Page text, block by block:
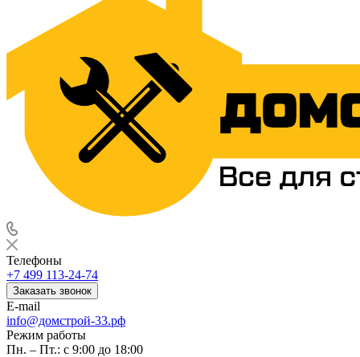
Телефоны
+7 499 113-24-74
Заказать звонок
E-mail
info@домстрой-33.рф
Режим работы
Пн. – Пт.: с 9:00 до 18:00